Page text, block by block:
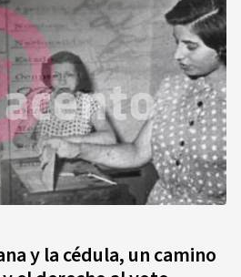
y la cédula, un camino